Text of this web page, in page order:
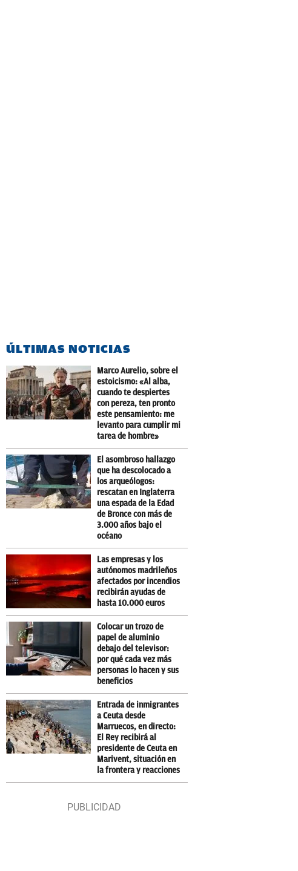
ÚLTIMAS NOTICIAS
Marco Aurelio, sobre el
estoicismo: «Al alba,
cuando te despiertes
con pereza, ten pronto
este pensamiento: me
levanto para cumplir mi
tarea de hombre»
El asombroso hallazgo
que ha descolocado a
los arqueólogos:
rescatan en Inglaterra
una espada de la Edad
de Bronce con más de
3.000 años bajo el
océano
Las empresas y los
autónomos madrileños
afectados por incendios
recibirán ayudas de
hasta 10.000 euros
Colocar un trozo de
papel de aluminio
debajo del televisor:
por qué cada vez más
personas lo hacen y sus
beneficios
Entrada de inmigrantes
a Ceuta desde
Marruecos, en directo:
El Rey recibirá al
presidente de Ceuta en
Marivent, situación en
la frontera y reacciones